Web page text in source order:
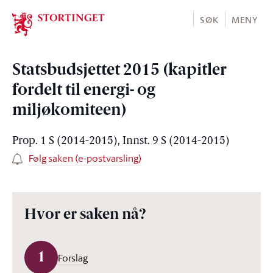
Stortinget.no
SØK MENY
Statsbudsjettet 2015 (kapitler
fordelt til energi- og
miljøkomiteen)
Prop. 1 S (2014-2015), Innst. 9 S (2014-2015)
Følg saken (e-postvarsling)
Hvor er saken nå?
1 Forslag